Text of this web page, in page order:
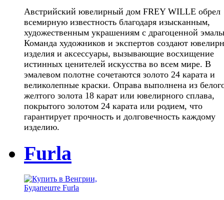
Австрийский ювелирный дом FREY WILLE обрел
всемирную известность благодаря изысканным,
художественным украшениям с драгоценной
Команда художников и экспертов создают
изделия и аксессуары, вызывающие восхищение
истинных ценителей искусства во всем мире. В
эмалевом полотне сочетаются золото 24 карата и
великолепные краски. Оправа выполнена из
желтого золота 18 карат или ювелирного сплава,
покрытого золотом 24 карата или родием, что
гарантирует прочность и долговечность каждому
изделию.
Furla